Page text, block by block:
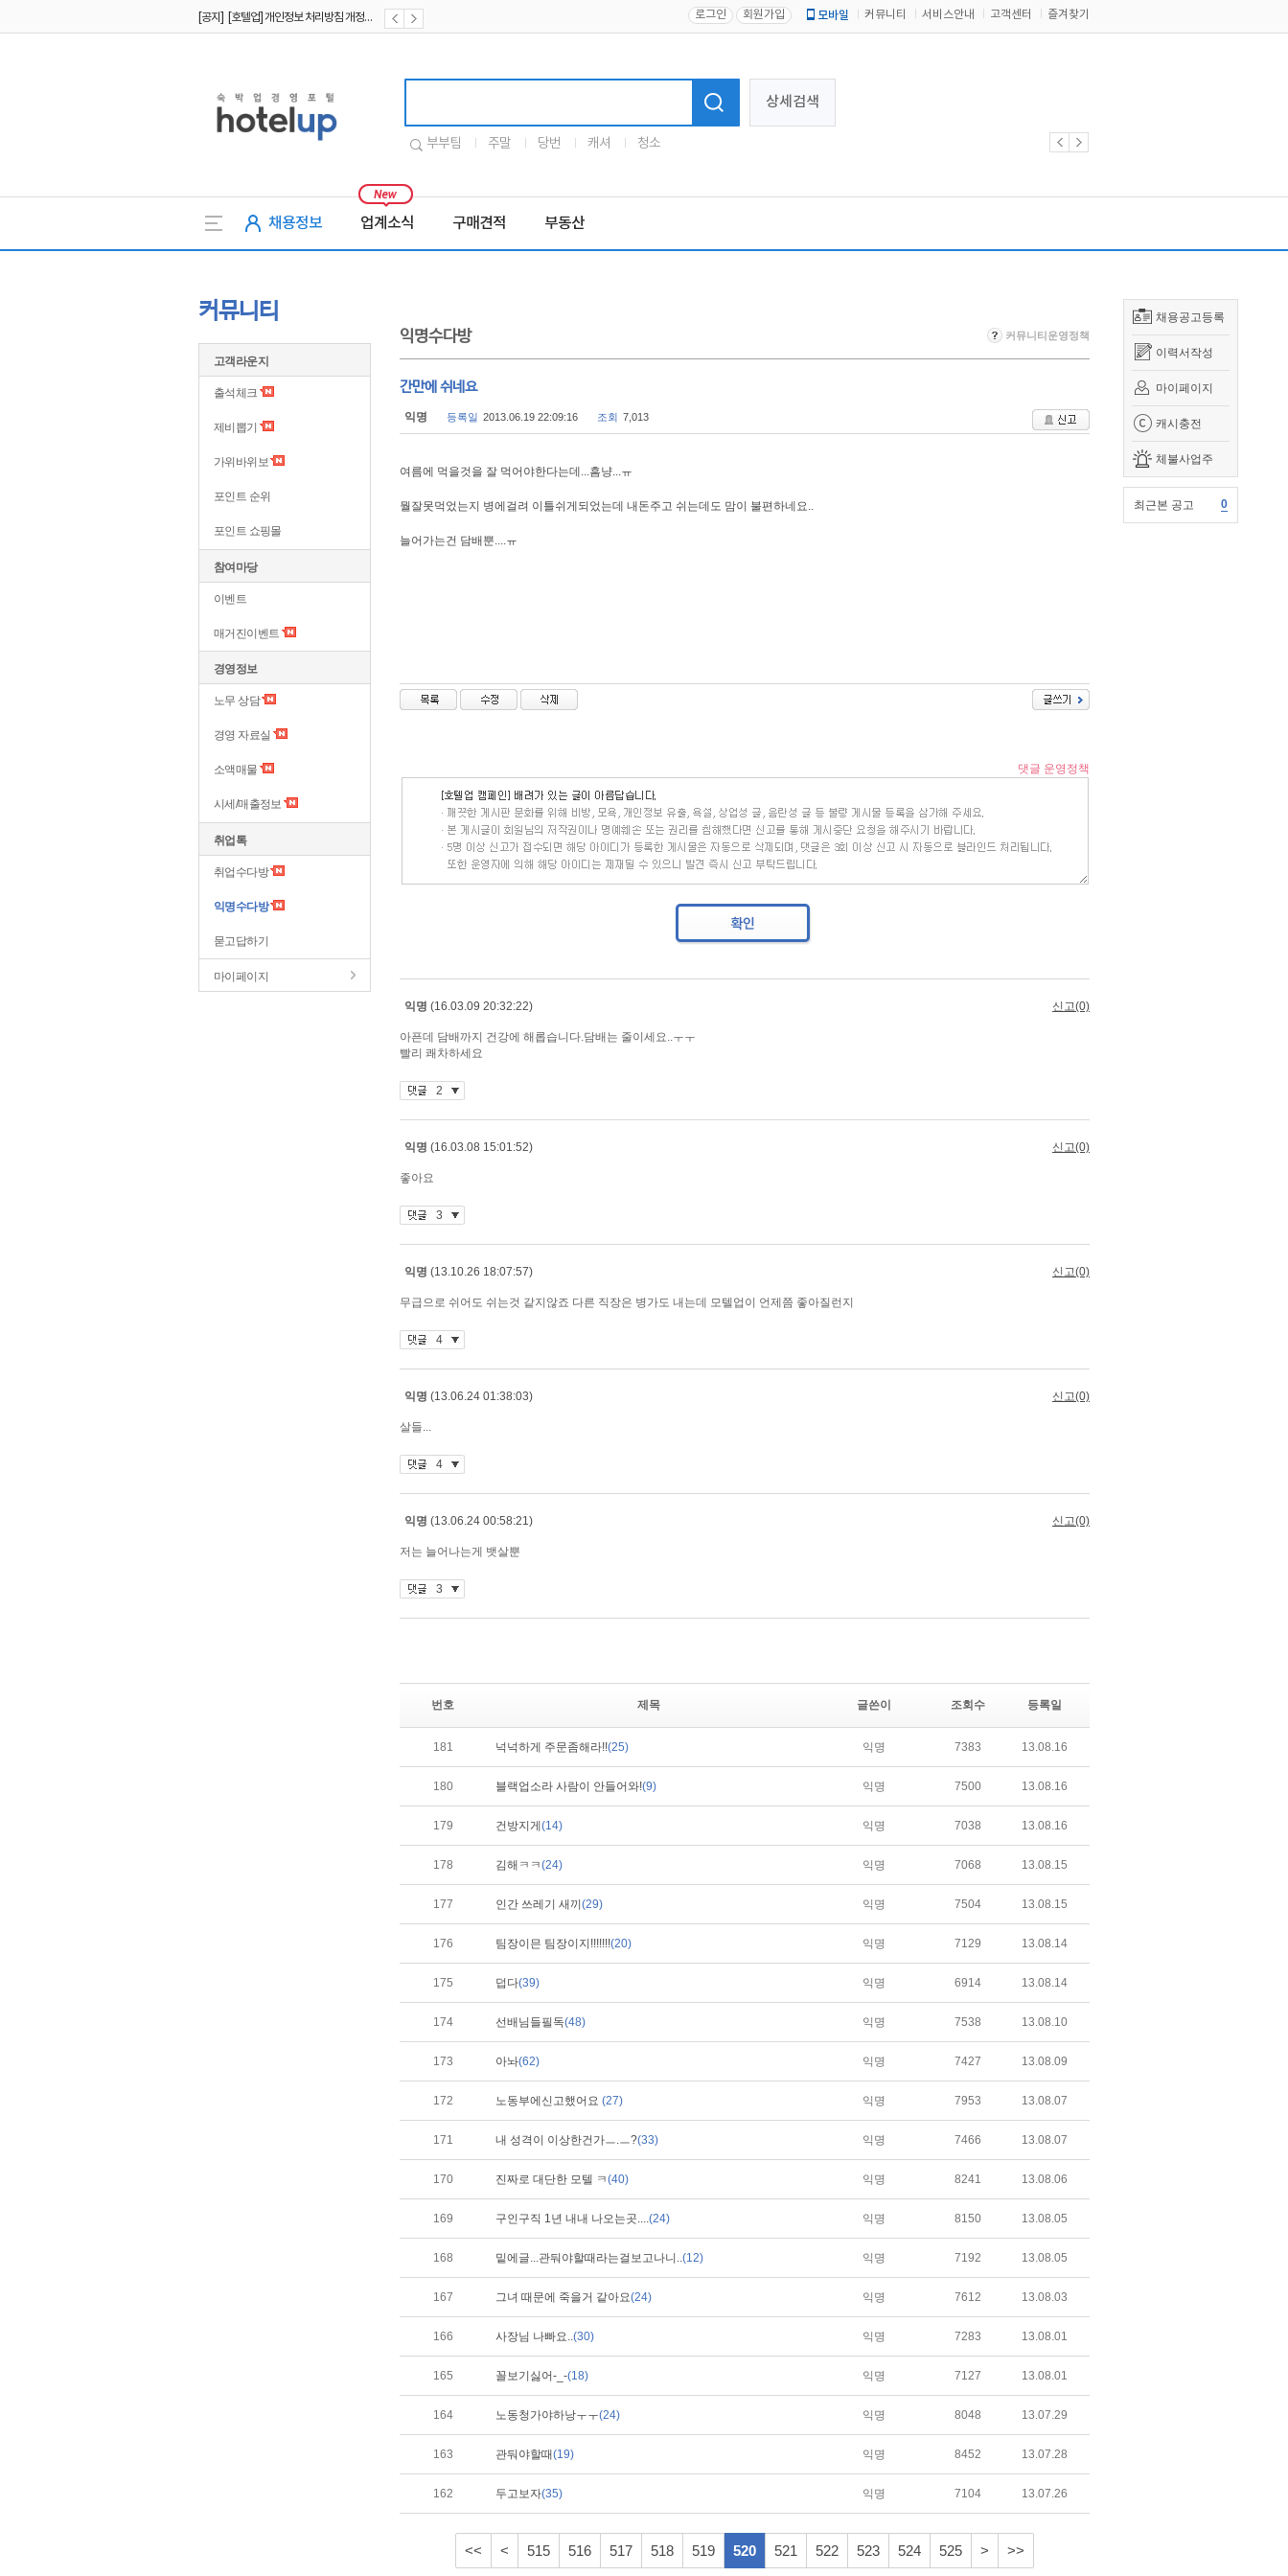
[공지] [호텔업] 개인정보 처리방침 개정본1 (19.09.02) 로그인 회원가입 모바일 커뮤니티 서비스안내 고객센터 즐겨찾기
상세검색
부부팀 주말 당번 캐셔 청소
채용정보 업계소식 구매견적 부동산
채용공고등록
이력서작성
마이페이지
캐시충전
체불사업주
최근본 공고 0
커뮤니티
고객라운지
출석체크
제비뽑기
가위바위보
포인트 순위
포인트 쇼핑몰
참여마당
이벤트
매거진이벤트
경영정보
노무 상담
경영 자료실
소액매물
시세/매출정보
취업톡
취업수다방
익명수다방
묻고답하기
마이페이지
익명수다방 커뮤니티운영정책
간만에 쉬네요
익명 등록일 2013.06.19 22:09:16 조회 7,013
여름에 먹을것을 잘 먹어야한다는데...흠냥...ㅠ
뭘잘못먹었는지 병에걸려 이틀쉬게되었는데 내돈주고 쉬는데도 맘이 불편하네요..
늘어가는건 담배뿐....ㅠ
번호 제목 글쓴이 조회수 등록일
181 넉넉하게 주문좀해라!!(25) 익명 7383 13.08.16
180 블랙업소라 사람이 안들어와!(9) 익명 7500 13.08.16
179 건방지게 (14) 익명 7038 13.08.16
178 김해ㅋㅋ(24) 익명 7068 13.08.15
177 인간 쓰레기 새끼 (29) 익명 7504 13.08.15
176 팀장이믄 팀장이지!!!!!!!(20) 익명 7129 13.08.14
175 덥다(39) 익명 6914 13.08.14
174 선배님들필독(48) 익명 7538 13.08.10
173 아놔(62) 익명 7427 13.08.09
172 노동부에신고했어요 (27) 익명 7953 13.08.07
171 내 성격이 이상한건가ㅡ.ㅡ?(33) 익명 7466 13.08.07
170 진짜로 대단한 모텔 ㅋ(40) 익명 8241 13.08.06
169 구인구직 1년 내내 나오는곳....(24) 익명 8150 13.08.05
168 밑에글...관둬야할때라는걸보고나니..(12) 익명 7192 13.08.05
167 그녀 때문에 죽을거 같아요(24) 익명 7612 13.08.03
166 사장님 나빠요..(30) 익명 7283 13.08.01
165 꼴보기싫어-_-(18) 익명 7127 13.08.01
164 노동청가야하낭ㅜㅜ(24) 익명 8048 13.07.29
163 관둬야할때(19) 익명 8452 13.07.28
162 두고보자(35) 익명 7104 13.07.26
<< < 515 516 517 518 519 520 521 522 523 524 525 > >>